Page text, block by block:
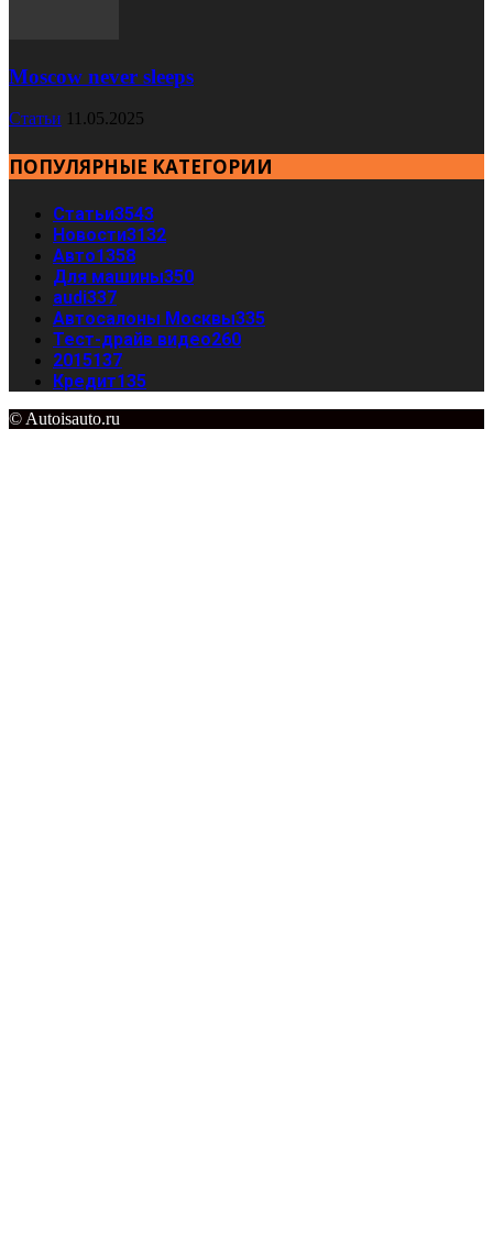
Moscow never sleeps
Статьи 11.05.2025
ПОПУЛЯРНЫЕ КАТЕГОРИИ
Статьи3543
Новости3132
Авто1358
Для машины350
audi337
Автосалоны Москвы335
Тест-драйв видео260
2015137
Кредит135
© Autoisauto.ru